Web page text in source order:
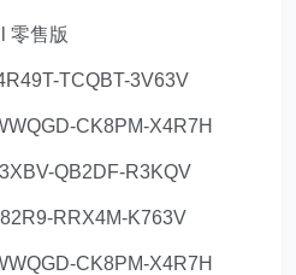
零售版
TCQBT-3V63V
CK8PM-X4R7H
QB2DF-R3KQV
RRX4M-K763V
CK8PM-X4R7H